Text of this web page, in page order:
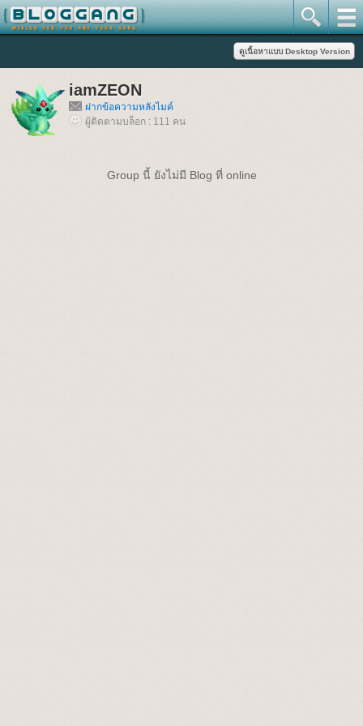
iamZEON
ฝากข้อความหลังไมค์
ผู้ติดตามบล็อก : 111 คน
Group นี้ ยังไม่มี Blog ที่ online